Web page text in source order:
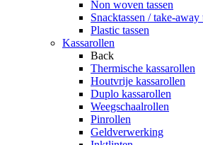
Non woven tassen
Snacktassen / take-away
Plastic tassen
Kassarollen
Back
Thermische kassarollen
Houtvrije kassarollen
Duplo kassarollen
Weegschaalrollen
Pinrollen
Geldverwerking